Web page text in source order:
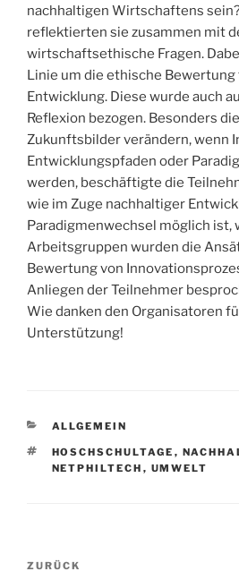
nachhaltigen Wirtschaftens
reflektierten sie zusammen mit
wirtschaftsethische Fragen.
Linie um die ethische
Entwicklung. Diese wurde auch
Reflexion bezogen. Besonders
Zukunftsbilder verändern, wenn
Entwicklungspfaden oder
werden, beschäftigte die
wie im Zuge nachhaltiger
Paradigmenwechsel möglich ist,
Arbeitsgruppen wurden die
Bewertung von
Anliegen der Teilnehmer
Wie danken den Organisatoren
Unterstützung!
KATEGORIEN
ALLGEMEIN
SCHLAGWÖRTER
HOSCHSCHULTAGE ,
NETPHILTECH , UMWELT
Beitragsnavigation
Vorheriger
ZURÜCK